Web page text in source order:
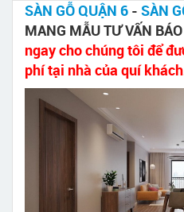
SÀN GỖ QUẬN 6 - SÀN
MANG MẪU TƯ VẤN
ngay cho chúng tôi để
phí tại nhà của quí